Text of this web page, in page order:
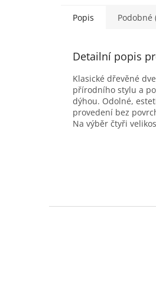
Popis Podobné
Detailní popis
Klasické dřevěné
přírodního stylu a
dýhou. Odolné,
provedení bez
Na výběr čtyři